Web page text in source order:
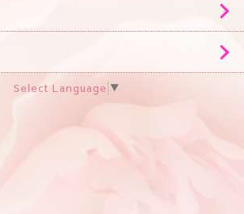
Select Language ▼